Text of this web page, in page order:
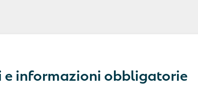
operativa
e informazioni obbligatorie